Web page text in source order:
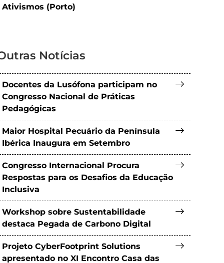
Ativismos (Porto)
Notícias
Docentes da Lusófona participam no
Congresso Nacional de Práticas
Pedagógicas
Maior Hospital Pecuário da Península
Ibérica Inaugura em Setembro
Congresso Internacional Procura
Respostas para os Desafios da Educação
Inclusiva
Workshop sobre Sustentabilidade
destaca Pegada de Carbono Digital
Projeto CyberFootprint Solutions
apresentado no XI Encontro Casa das